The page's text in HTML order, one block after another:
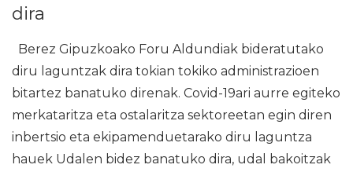
dira
Berez Gipuzkoako Foru Aldundiak bideratutako
diru laguntzak dira tokian tokiko administrazioen
bitartez banatuko direnak. Covid-19ari aurre egiteko
merkataritza eta ostalaritza sektoreetan egin diren
inbertsio eta ekipamenduetarako diru laguntza
hauek Udalen bidez banatuko dira, udal bakoitzak